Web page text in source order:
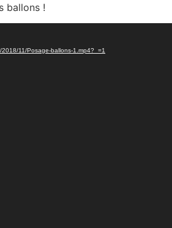
ballons !
11/Posage-ballons-1.mp4?_=1